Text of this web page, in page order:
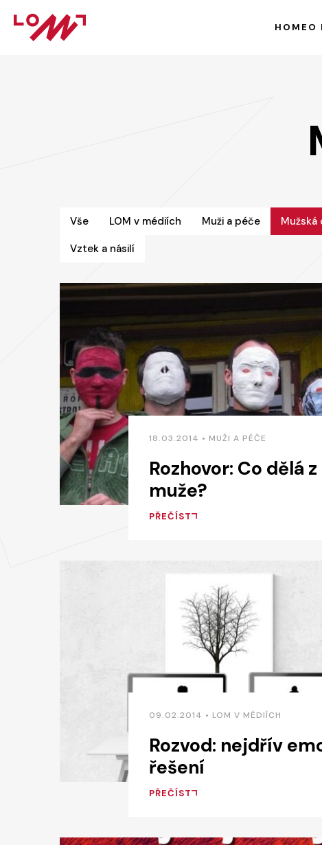
HOME O
Vše LOM v médiích Muži a péče Mužská
Vztek a násilí
18.03.2014 • MUŽI A PÉČE
Rozhovor: Co dělá
muže?
PŘEČÍST
09.02.2014 • LOM V MÉDIÍCH
Rozvod: nejdřív
řešení
PŘEČÍST